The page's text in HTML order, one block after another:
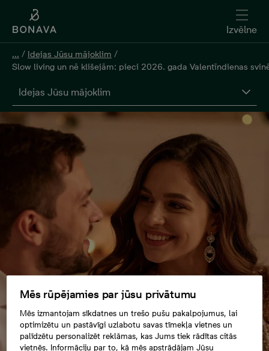
Izvēlne
... / Idejas Jūsu mājoklim /
Slow living un nē klišejām: pieci 2026. gada Valentīndienas
Idejas Jūsu mājoklim
Mēs rūpējamies par jūsu privātumu
Mēs izmantojam sīkdatnes un trešo pušu pakalpojumus, lai
optimizētu un pastāvīgi uzlabotu savas tīmekļa vietnes un
palīdzētu personalizēt reklāmas, kas Jums tiek rādītas citās
vietnēs. Informāciju par to, kā mēs apstrādājam Jūsu